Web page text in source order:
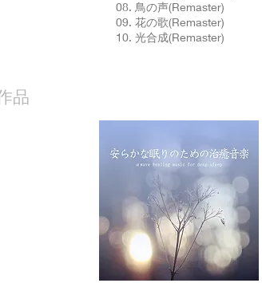
08. 鳥の声(Remaster)
09. 花の歌(Remaster)
10. 光合成(Remaster)
品